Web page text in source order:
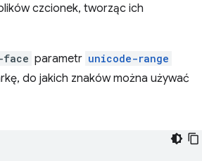
czcionek, tworząc ich
face parametr unicode-range
do jakich znaków można używać